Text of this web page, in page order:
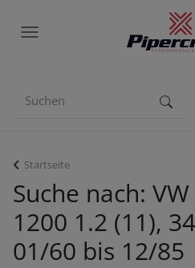
Startseite
Suche nach: VW
1200 1.2 (11),
01/60 bis 12/85